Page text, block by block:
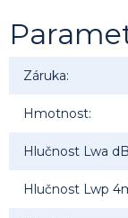
Záruka:
Hmotnost:
Hlučnost Lwa
Hlučnost Lwp